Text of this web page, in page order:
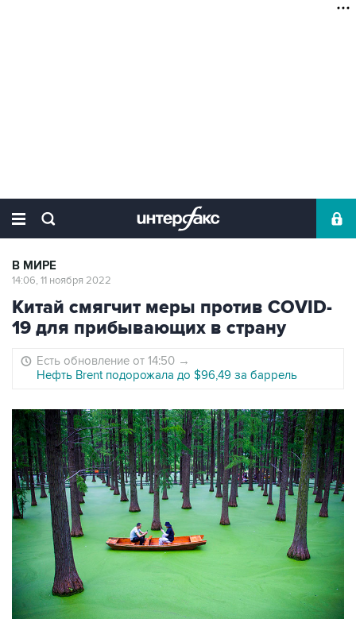
В МИРЕ
14:06, 11 ноября 2022
Китай смягчит меры против COVID-
19 для прибывающих в страну
Есть обновление от 14:50 →
Нефть Brent подорожала до $96,49 за баррель